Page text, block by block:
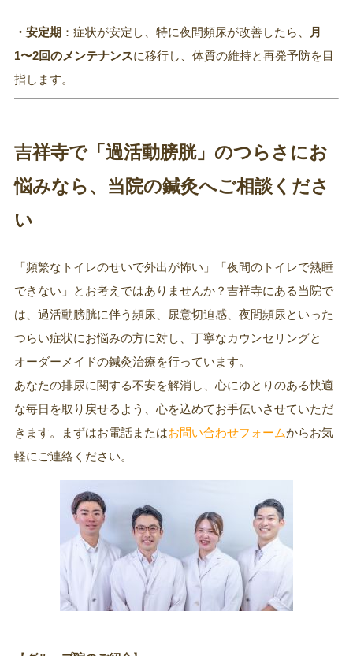
・安定期 ：症状が安定し、特に夜間頻尿が改善したら、
月
1〜2回のメンテナンスに移行し、体質の維持と再発予防を目
指します。
吉祥寺で「過活動膀胱」のつらさにお
悩みなら、当院の鍼灸へご相談くださ
い
「頻繁なトイレのせいで外出が怖い」「夜間のトイレで熟睡
できない」とお考えではありませんか？吉祥寺にある当院で
は、過活動膀胱に伴う頻尿、尿意切迫感、夜間頻尿といった
つらい症状にお悩みの方に対し、丁寧なカウンセリングと
オーダーメイドの鍼灸治療を行っています。
あなたの排尿に関する不安を解消し、心にゆとりのある快適
な毎日を取り戻せるよう、心を込めてお手伝いさせていただ
きます。まずはお電話またはお問い合わせフォームからお気
軽にご連絡ください。